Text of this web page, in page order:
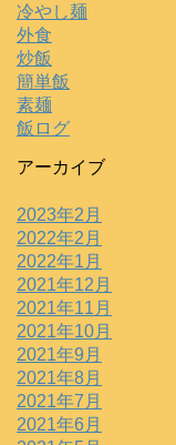
冷やし麺
外食
炒飯
簡単飯
素麺
飯ログ
アーカイブ
2023年2月
2022年2月
2022年1月
2021年12月
2021年11月
2021年10月
2021年9月
2021年8月
2021年7月
2021年6月